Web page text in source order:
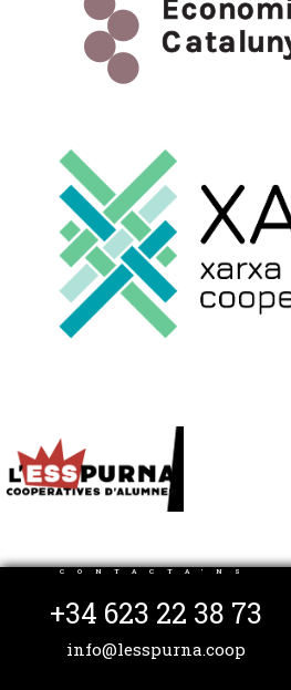
CONTACTA'NS
+34 623 22 38 73
info@lesspurna.coop